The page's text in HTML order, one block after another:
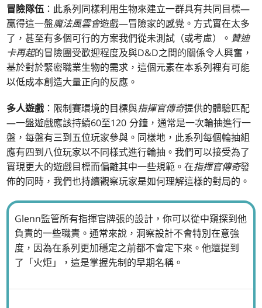
冒險隊伍 ：此系列同樣利用生物來建立一群具有共同目標—
贏得這一盤魔法風雲會遊戲—冒險家的感覺。方式實在太多
了，甚至有多個可行的方案我們從未測試（或考慮）。 贊迪
卡再起的冒險團受歡迎程度及與D&D之間的關係令人興奮，
基於對於緊密職業生物的需求，這個元素在本系列裡有可能
以低成本創造大量正向的反應。
多人遊戲 ：限制賽環境的目標與指揮官傳奇提供的體驗匹配
—一盤遊戲應該持續60至120 分鐘，通常是一次輪抽進行一
盤，每盤有三到五位玩家參與。同樣地，此系列每個輪抽組
應有四到八位玩家以不同樣式進行輪抽。我們可以接受為了
實現更大的遊戲目標而偏離其中一些規範。在指揮官傳奇發
佈的同時，我們也持續觀察玩家是如何理解這樣的對局的。
Glenn監管所有指揮官牌張的設計，你可以從中窺探到他
負責的一些職責。通常來說，洞察設計不會特別在意強
度，因為在系列更加穩定之前都不會定下來。他還提到
了「火炬」，這是掌握先制的早期名稱。